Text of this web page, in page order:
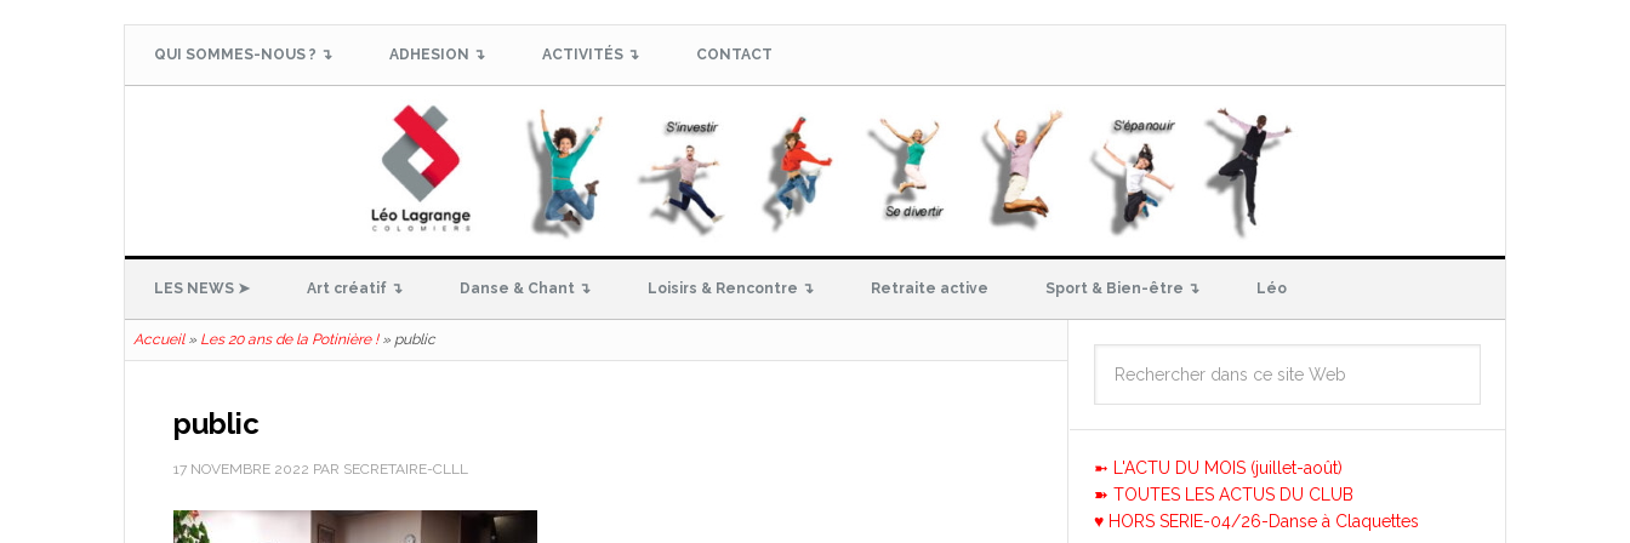
QUI SOMMES-NOUS ? ↴ ADHESION ↴ ACTIVITÉS ↴ CONTACT
LES NEWS ➤ Art créatif ↴ Danse & Chant ↴ Loisirs & Rencontre ↴ Retraite active Sport & Bien-être ↴ Léo
Accueil» Les 20 ans de la Potinière !» public
public
17 NOVEMBRE 2022 PAR SECRETAIRE-CLLL
➼ L'ACTU DU MOIS (juillet-août)
➽ TOUTES LES ACTUS DU CLUB
♥ HORS SERIE-04/26-Danse à Claquettes